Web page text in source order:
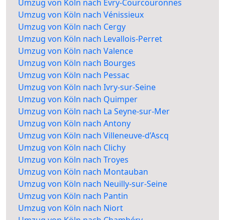
Umzug von Köln nach Évry-Courcouronnes
Umzug von Köln nach Vénissieux
Umzug von Köln nach Cergy
Umzug von Köln nach Levallois-Perret
Umzug von Köln nach Valence
Umzug von Köln nach Bourges
Umzug von Köln nach Pessac
Umzug von Köln nach Ivry-sur-Seine
Umzug von Köln nach Quimper
Umzug von Köln nach La Seyne-sur-Mer
Umzug von Köln nach Antony
Umzug von Köln nach Villeneuve-d’Ascq
Umzug von Köln nach Clichy
Umzug von Köln nach Troyes
Umzug von Köln nach Montauban
Umzug von Köln nach Neuilly-sur-Seine
Umzug von Köln nach Pantin
Umzug von Köln nach Niort